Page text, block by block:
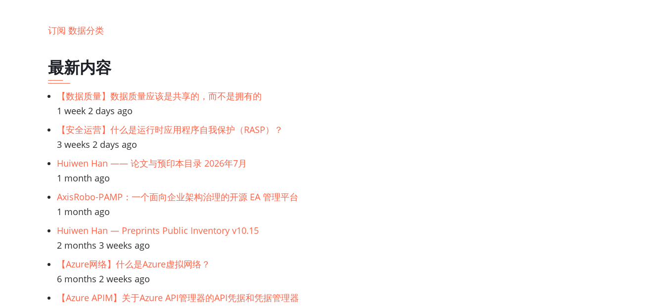
分
得
容
易
了
订阅 数据分类
最新内容
【数据质量】数据质量应该是共享的，而不是拥有的
1 week 2 days ago
【安全运营】什么是运行时应用程序自我保护（RASP）？
3 weeks 2 days ago
Huiwen Han —— 论文与预印本目录 2026年7月
1 month ago
AxisRobo-PAMP：一个面向企业架构治理的开源 EA 管理平台
1 month ago
Huiwen Han — Preprints Public Inventory v10.15
2 months 3 weeks ago
【Azure网络】什么是Azure虚拟网络？
6 months 2 weeks ago
【Azure APIM】关于Azure API管理器的API凭据和凭据管理器